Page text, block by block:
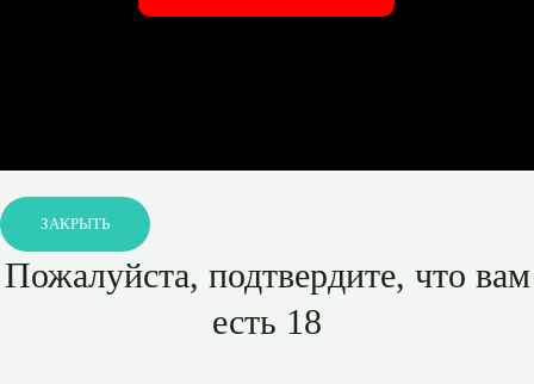
ЗАКРЫТЬ
Пожалуйста, подтвердите, что вам
есть 18